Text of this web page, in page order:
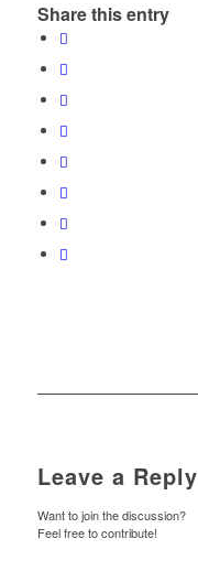
Share this entry
Leave a Reply
Want to join the discussion?
Feel free to contribute!